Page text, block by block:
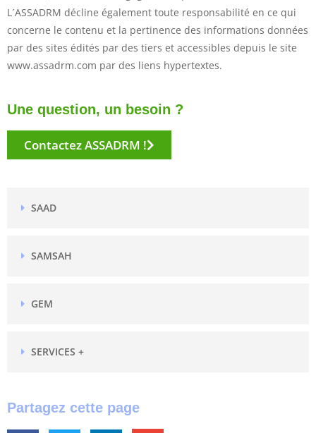
L´ASSADRM décline également toute responsabilité en ce qui
concerne le contenu et la pertinence des informations données
par des sites édités par des tiers et accessibles depuis le site
www.assadrm.com par des liens hypertextes.
Une question, un besoin ?
Contactez ASSADRM !
SAAD
SAMSAH
GEM
SERVICES +
Partagez cette page